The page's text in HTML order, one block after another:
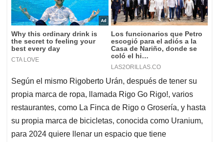
Según el mismo Rigoberto Urán, después de tener su
propia marca de ropa, llamada Rigo Go Rigo!, varios
restaurantes, como La Finca de Rigo o Grosería, y hasta
su propia marca de bicicletas, conocida como Uranium,
para 2024 quiere llenar un espacio que tiene